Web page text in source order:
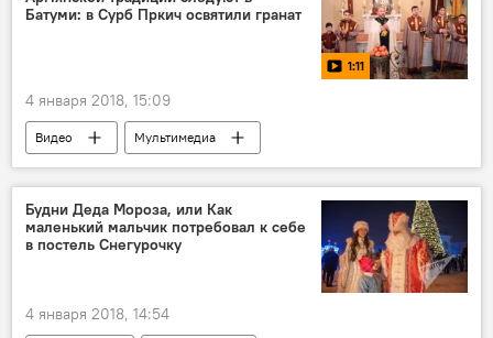
Батуми: в Сурб Пркич освятили гранат
1:11
4 января 2018, 15:09
Видео Мультимедиа
Будни Деда Мороза, или Как
маленький мальчик потребовал к себе
в постель Снегурочку
4 января 2018, 14:54